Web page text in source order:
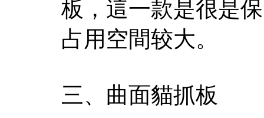
板，這一款是很是
占用空間较大。
三、曲面貓抓板